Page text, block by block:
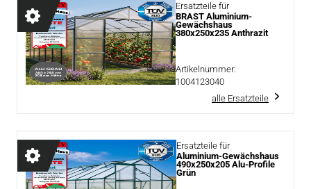
Ersatzteile für
BRAST Aluminium-
Gewächshaus
380x250x235 Anthrazit
Artikelnummer:
1004123040
alle Ersatzteile
Ersatzteile für
Aluminium-Gewächshaus
490x250x205 Alu-Profile
Grün